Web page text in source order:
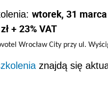
wtorek, 31
+ 23% VAT
Wrocław City przy ul.
znajdą się